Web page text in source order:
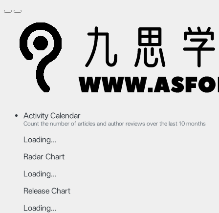
Activity Calendar
Count the number of articles and author reviews over the last 10 months
Loading...
Radar Chart
Loading...
Release Chart
Loading...